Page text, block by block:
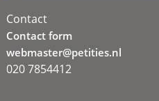
Contact
Contact form
webmaster@petities.nl
020 7854412